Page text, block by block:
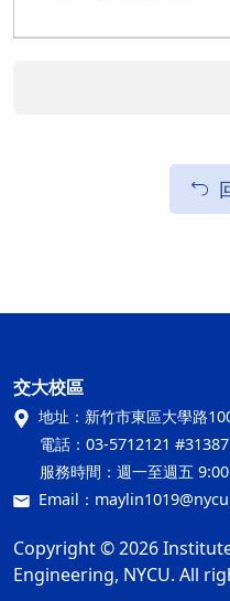
交大校區
地址： 新竹市東區大學路
電話： 03-5712121 #31387
服務時間： 週一至週五
Email：
Copyright © 2026
Engineering, NYCU. All